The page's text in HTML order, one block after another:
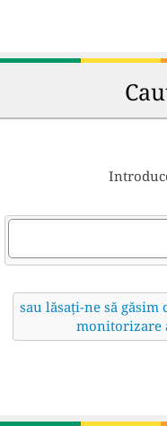
sau lăsați-ne să găsim
monitorizare